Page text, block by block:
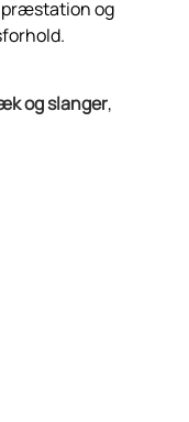
præstation og
og slanger,